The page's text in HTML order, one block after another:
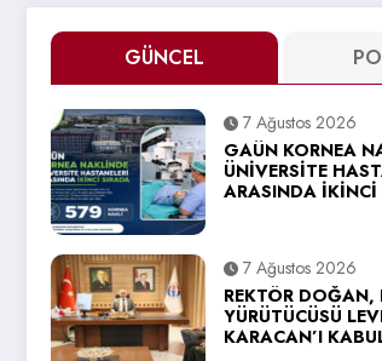
GÜNCEL
7 Ağustos 2026
GAÜN KORNEA
ÜNİVERSİTE
ARASINDA İKİNCİ
7 Ağustos 2026
REKTÖR DOĞAN,
YÜRÜTÜCÜSÜ
KARACAN’I